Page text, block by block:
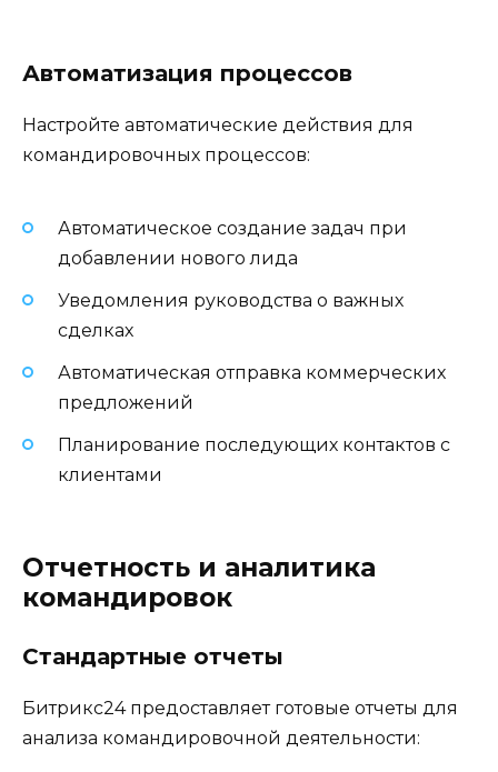
Автоматизация процессов
Настройте автоматические действия для
командировочных процессов:
Автоматическое создание задач при
добавлении нового лида
Уведомления руководства о важных
сделках
Автоматическая отправка коммерческих
предложений
Планирование последующих контактов с
клиентами
Отчетность и аналитика
командировок
Стандартные отчеты
Битрикс24 предоставляет готовые отчеты для
анализа командировочной деятельности: